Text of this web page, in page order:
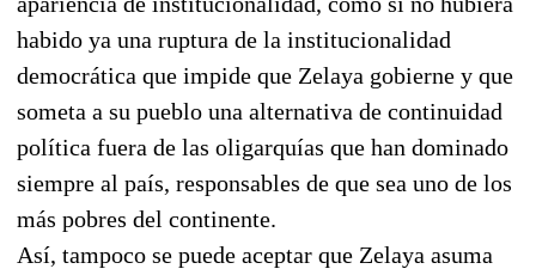
habido ya una ruptura de la institucionalidad
democrática que impide que Zelaya gobierne y que
someta a su pueblo una alternativa de continuidad
política fuera de las oligarquías que han dominado
siempre al país, responsables de que sea uno de los
más pobres del continente.
Así, tampoco se puede aceptar que Zelaya asuma